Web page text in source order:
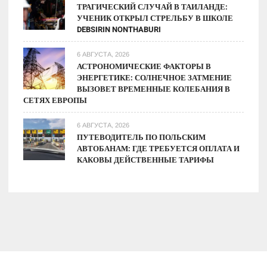
ТРАГИЧЕСКИЙ СЛУЧАЙ В ТАИЛАНДЕ:
УЧЕНИК ОТКРЫЛ СТРЕЛЬБУ В ШКОЛЕ
DEBSIRIN NONTHABURI
6 АВГУСТА, 2026
АСТРОНОМИЧЕСКИЕ ФАКТОРЫ В
ЭНЕРГЕТИКЕ: СОЛНЕЧНОЕ ЗАТМЕНИЕ
ВЫЗОВЕТ ВРЕМЕННЫЕ КОЛЕБАНИЯ В
СЕТЯХ ЕВРОПЫ
6 АВГУСТА, 2026
ПУТЕВОДИТЕЛЬ ПО ПОЛЬСКИМ
АВТОБАНАМ: ГДЕ ТРЕБУЕТСЯ ОПЛАТА И
КАКОВЫ ДЕЙСТВЕННЫЕ ТАРИФЫ